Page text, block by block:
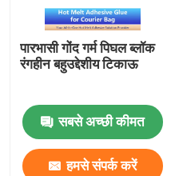
पारभासी गोंद गर्म पिघल ब्लॉक
रंगहीन बहुउद्देशीय टिकाऊ
सबसे अच्छी कीमत
हमसे संपर्क करें